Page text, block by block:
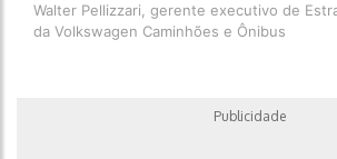
Walter Pellizzari, gerente executivo de
da Volkswagen Caminhões e Ônibus
Publicidade